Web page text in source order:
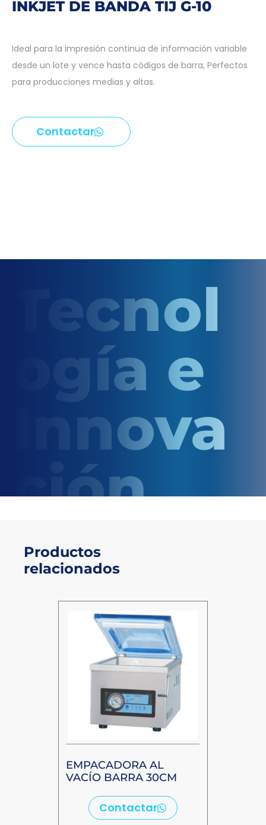
INKJET DE BANDA TIJ G-10
Ideal para la impresión continua de información variable
desde un lote y vence hasta códigos de barra, Perfectos
para producciones medias y altas.
Tecnol
ogía e
Innova
ción
Productos
relacionados
EMPACADORA AL
VACÍO BARRA 30CM